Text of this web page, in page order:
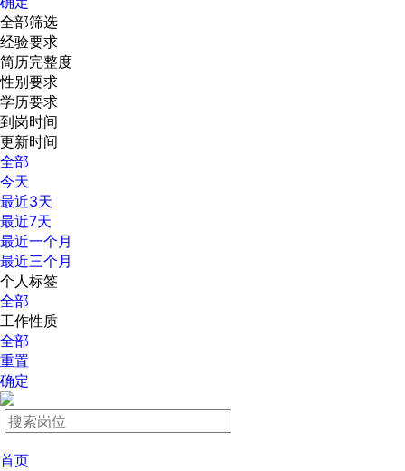
全部筛选
经验要求
简历完整度
性别要求
学历要求
到岗时间
更新时间
全部
今天
最近3天
最近7天
最近一个月
最近三个月
个人标签
全部
工作性质
全部
重置
确定
首页